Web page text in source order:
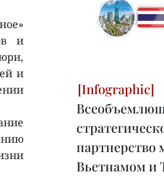
и
и
партнерство
Вьетнамом и